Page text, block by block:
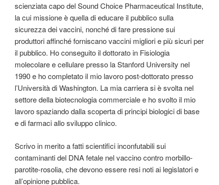
scienziata capo del Sound Choice Pharmaceutical Institute,
la cui missione è quella di educare il pubblico sulla
sicurezza dei vaccini, nonché di fare pressione sui
produttori affinché forniscano vaccini migliori e più sicuri per
il pubblico. Ho conseguito il dottorato in Fisiologia
molecolare e cellulare presso la Stanford University nel
1990 e ho completato il mio lavoro post-dottorato presso
l’Università di Washington. La mia carriera si è svolta nel
settore della biotecnologia commerciale e ho svolto il mio
lavoro spaziando dalla scoperta di principi biologici di base
e di farmaci allo sviluppo clinico.
Scrivo in merito a fatti scientifici inconfutabili sui
contaminanti del DNA fetale nel vaccino contro morbillo-
parotite-rosolia, che devono essere resi noti ai legislatori e
all’opinione pubblica.